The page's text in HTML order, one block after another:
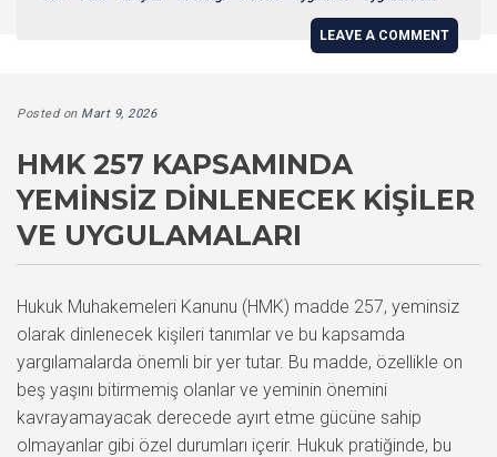
LEAVE A COMMENT
Posted on Mart 9, 2026
HMK 257 KAPSAMINDA
YEMINSIZ DINLENECEK KIŞILER
VE UYGULAMALARI
Hukuk Muhakemeleri Kanunu (HMK) madde 257, yeminsiz
olarak dinlenecek kişileri tanımlar ve bu kapsamda
yargılamalarda önemli bir yer tutar. Bu madde, özellikle on
beş yaşını bitirmemiş olanlar ve yeminin önemini
kavrayamayacak derecede ayırt etme gücüne sahip
olmayanlar gibi özel durumları içerir. Hukuk pratiğinde, bu